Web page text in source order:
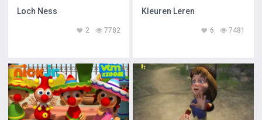
Loch Ness
7782
2
Kleuren Leren
7481
6